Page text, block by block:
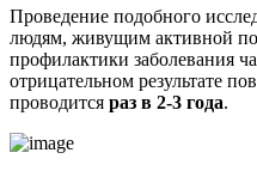
Проведение подобного
людям, живущим активной
профилактики заболевания
отрицательном результате
проводится раз в 2-3 года.